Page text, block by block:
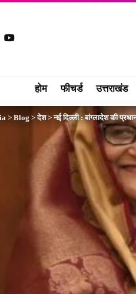
होम फीचर्ड उत्तराखंड
> Blog >देश>नई दिल्ली : बांग्लादेश की